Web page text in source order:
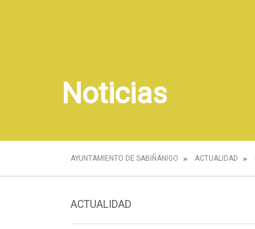
Noticias
AYUNTAMIENTO DE SABIÑÁNIGO ACTUALIDAD
ACTUALIDAD